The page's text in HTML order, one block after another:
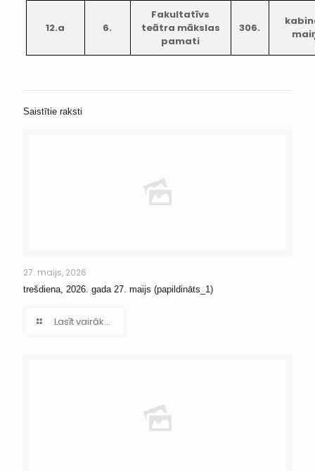
12.a 6.
Fakultatīvs
teātra mākslas
pamati
306.
Saistītie raksti
27. maijs, 2026
trešdiena, 2026. gada 27. maijs (papildināts_1)
Lasīt vairāk...